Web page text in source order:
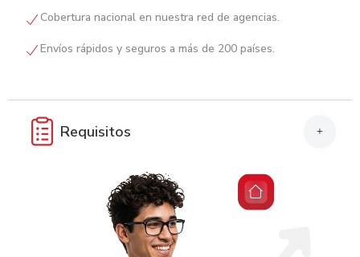
Cobertura nacional en nuestra red de agencias.
Envíos rápidos y seguros a más de 200 países.
Requisitos +
El servicio de envío es exclusivo para clientes con Cuenta de
Ahorro en Banco Atlántida.
Indicar número de Cuenta de Ahorro para débito.
Presentar DNI (Documento Nacional de Identificación).